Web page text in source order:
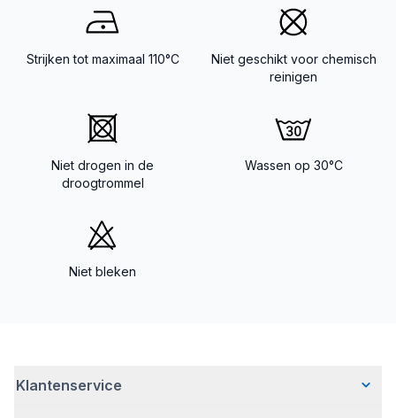
Strijken tot maximaal 110°C
Niet geschikt voor chemisch
reinigen
Niet drogen in de
droogtrommel
Wassen op 30°C
Niet bleken
Klantenservice